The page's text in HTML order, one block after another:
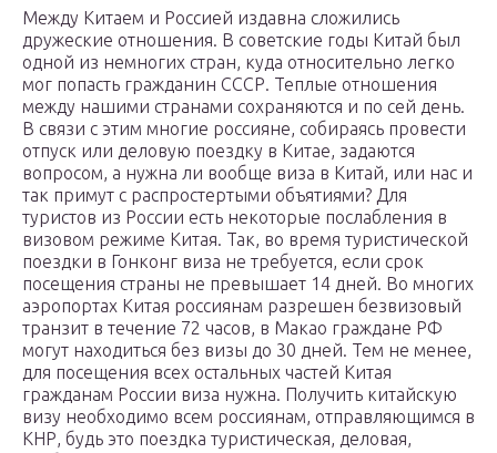
Между Китаем и Россией издавна сложились
дружеские отношения. В советские годы Китай был
одной из немногих стран, куда относительно легко
мог попасть гражданин СССР. Теплые отношения
между нашими странами сохраняются и по сей день.
В связи с этим многие россияне, собираясь провести
отпуск или деловую поездку в Китае, задаются
вопросом, а нужна ли вообще виза в Китай, или нас и
так примут с распростертыми объятиями? Для
туристов из России есть некоторые послабления в
визовом режиме Китая. Так, во время туристической
поездки в Гонконг виза не требуется, если срок
посещения страны не превышает 14 дней. Во многих
аэропортах Китая россиянам разрешен безвизовый
транзит в течение 72 часов, в Макао граждане РФ
могут находиться без визы до 30 дней. Тем не менее,
для посещения всех остальных частей Китая
гражданам России виза нужна. Получить китайскую
визу необходимо всем россиянам, отправляющимся в
КНР, будь это поездка туристическая, деловая,